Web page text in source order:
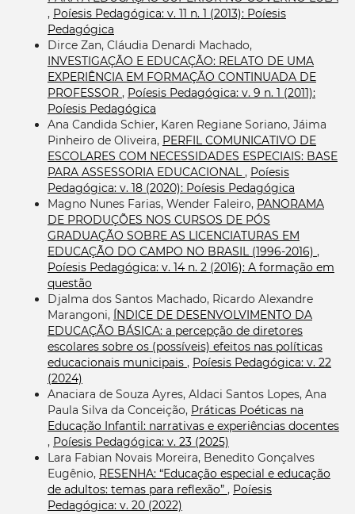
, Poíesis Pedagógica: v. 11 n. 1 (2013): Poíesis
Pedagógica
Dirce Zan, Cláudia Denardi Machado,
INVESTIGAÇÃO E EDUCAÇÃO: RELATO DE UMA
EXPERIÊNCIA EM FORMAÇÃO CONTINUADA DE
PROFESSOR , Poíesis Pedagógica: v. 9 n. 1 (2011):
Poíesis Pedagógica
Ana Candida Schier, Karen Regiane Soriano, Jáima
Pinheiro de Oliveira, PERFIL COMUNICATIVO DE
ESCOLARES COM NECESSIDADES ESPECIAIS: BASE
PARA ASSESSORIA EDUCACIONAL, Poíesis
Pedagógica: v. 18 (2020): Poíesis Pedagógica
Magno Nunes Farias, Wender Faleiro, PANORAMA
DE PRODUÇÕES NOS CURSOS DE PÓS
GRADUAÇÃO SOBRE AS LICENCIATURAS EM
EDUCAÇÃO DO CAMPO NO BRASIL (1996-2016) ,
Poíesis Pedagógica: v. 14 n. 2 (2016): A formação em
questão
Djalma dos Santos Machado, Ricardo Alexandre
Marangoni, ÍNDICE DE DESENVOLVIMENTO DA
EDUCAÇÃO BÁSICA: a percepção de diretores
escolares sobre os (possíveis) efeitos nas políticas
educacionais municipais , Poíesis Pedagógica: v. 22
(2024)
Anaciara de Souza Ayres, Aldaci Santos Lopes, Ana
Paula Silva da Conceição, Práticas Poéticas na
Educação Infantil: narrativas e experiências docentes
, Poíesis Pedagógica: v. 23 (2025)
Lara Fabian Novais Moreira, Benedito Gonçalves
Eugênio, RESENHA: “Educação especial e educação
de adultos: temas para reflexão” , Poíesis
Pedagógica: v. 20 (2022)